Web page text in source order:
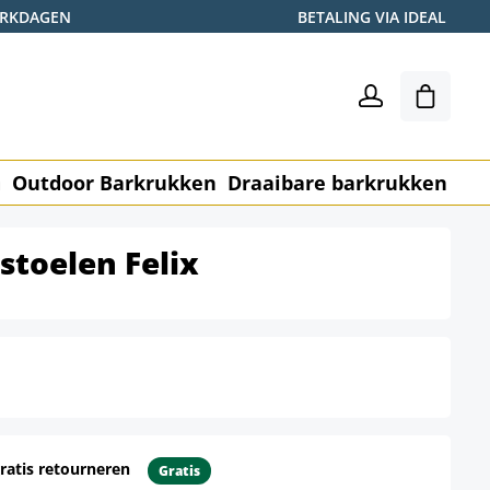
BETALING VIA IDEAL
Outdoor Barkrukken Draaibare barkrukken
Felix
retourneren Gratis